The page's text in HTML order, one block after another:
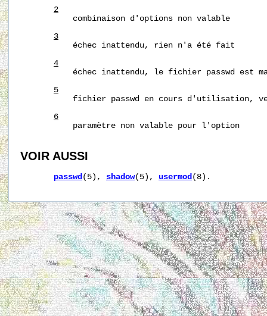
2
           combinaison d'options non valable
3
           échec inattendu, rien n'a été fait
4
échec inattendu, le fichier passwd est
5
fichier passwd en cours d'utilisation,
6
           paramètre non valable pour l'option
VOIR AUSSI
passwd(5), shadow(5), usermod